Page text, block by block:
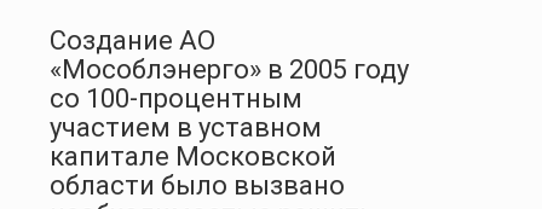
Создание АО
«Мособлэнерго» в 2005 году
со 100-процентным
участием в уставном
капитале Московской
области было вызвано